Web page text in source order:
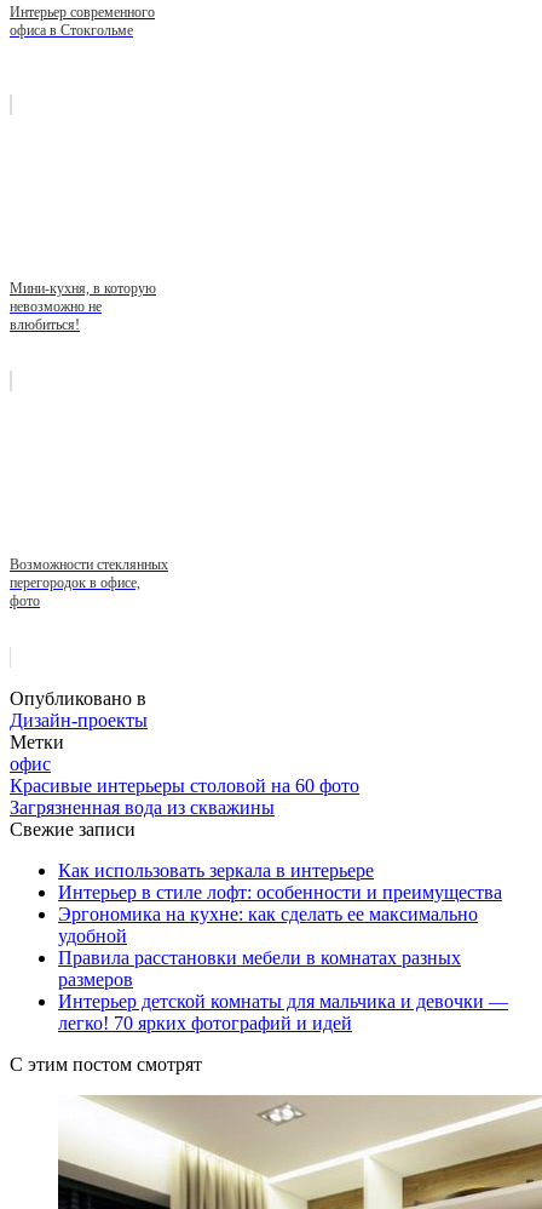
Интерьер современного
офиса в Стокгольме
Мини-кухня, в которую
невозможно не
влюбиться!
Возможности стеклянных
перегородок в офисе,
фото
Опубликовано в
Дизайн-проекты
Метки
офис
Красивые интерьеры столовой на 60 фото
Загрязненная вода из скважины
Свежие записи
Как использовать зеркала в интерьере
Интерьер в стиле лофт: особенности и преимущества
Эргономика на кухне: как сделать ее максимально
удобной
Правила расстановки мебели в комнатах разных
размеров
Интерьер детской комнаты для мальчика и девочки —
легко! 70 ярких фотографий и идей
С этим постом смотрят